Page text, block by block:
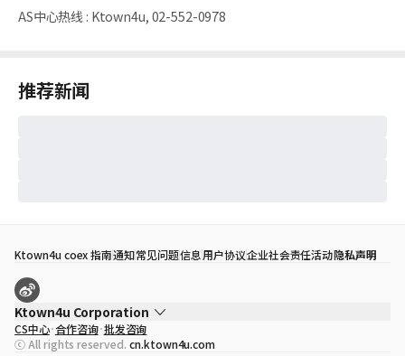
AS中心热线 : Ktown4u, 02-552-0978
推荐新闻
Ktown4u coex 指南通知常见问题信息用户协议企业社会责任活动隐私声明
Ktown4u Corporation
代表
宋効珉
CS中心 合作咨询 批发咨询
ⓒ All rights reserved. cn.ktown4u.com